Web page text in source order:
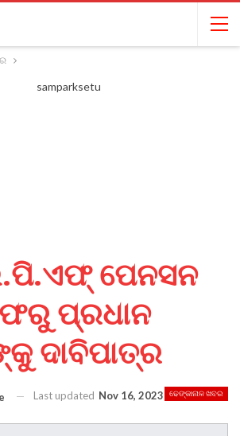
ପେନସନ
ପ୍ରଧାନ
ଦାବିପାତ୍ର
ଢେଙ୍କାନାଳ ଖବର
Last updated Nov 16, 2023